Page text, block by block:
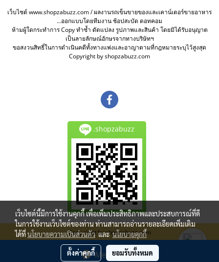
Message Us
เว็บไซต์ www.shopzabuzz.com / ผลงานรถเข็นขายของและเคาน์เตอร์ขายอาหาร
...ออกแบบโดยทีมงาน ช้อปสะบัด ดอทคอม
ห้ามผู้ใดกระทำการ Copy ทำซ้ำ ดัดแปลง รูปภาพและสินค้า โดยมิได้รับอนุญาต
เป็นลายลักษณ์อักษรจากทางบริษัทฯ
ขอสงวนสิทธิ์ในการดำเนินคดีทั้งทางแพ่งและอาญาตามที่กฎหมายระบุไว้สูงสุด
Copyright by shopzabuzz.com
.shopzabuzz
Copy right by shopzabuzz.com
ผู้เข้าชมวันนี้
เว็บไซต์นี้มีการใช้งานคุกกี้ เพื่อเพิ่มประสิทธิภาพและประสบการณ์ที่ดี
ในการใช้งานเว็บไซต์ของท่าน ท่านสามารถอ่านรายละเอียดเพิ่มเติม
ได้ที่นโยบายความเป็นส่วนตัวและนโยบายคุกกี้
ตั้งค่าคุกกี้ ยอมรับทั้งหมด